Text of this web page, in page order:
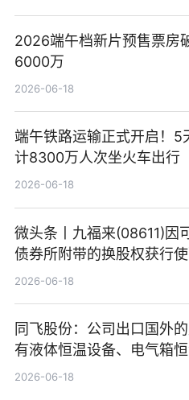
2026端午档新片预售票房
6000万
2026-06-18
端午铁路运输正式开启！5
计8300万人次坐火车出行
2026-06-18
微头条丨九福来(08611)因
债券所附带的换股权获行使
行5200万股
2026-06-18
同飞股份：公司出口国外
有液体恒温设备、电气箱恒
置、纯水冷却单元和特种换
2026-06-18